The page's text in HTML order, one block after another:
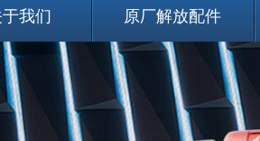
我们 原厂解放配件